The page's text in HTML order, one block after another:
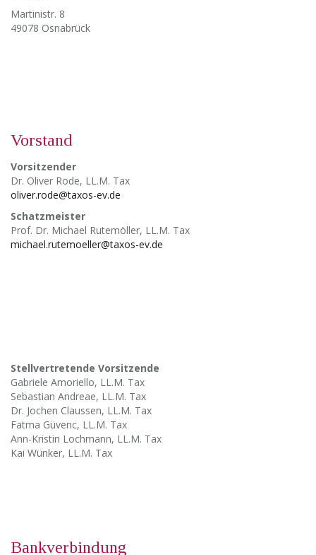
Martinistr. 8
49078 Osnabrück
Vorstand
Vorsitzender
Dr. Oliver Rode, LL.M. Tax
oliver.rode@taxos-ev.de
Schatzmeister
Prof. Dr. Michael Rutemöller, LL.M. Tax
michael.rutemoeller@taxos-ev.de
Stellvertretende Vorsitzende
Gabriele Amoriello, LL.M. Tax
Sebastian Andreae, LL.M. Tax
Dr. Jochen Claussen, LL.M. Tax
Fatma Güvenc, LL.M. Tax
Ann-Kristin Lochmann, LL.M. Tax
Kai Wünker, LL.M. Tax
Bankverbindung